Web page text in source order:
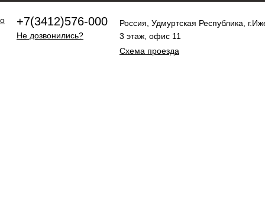
+7(3412)576-000
Не дозвонились?
Россия, Удмуртская Республика,
3 этаж, офис 11
Схема проезда